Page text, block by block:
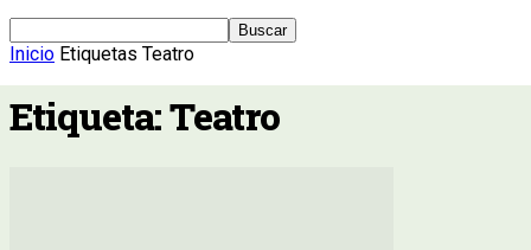
Inicio Etiquetas Teatro
Etiqueta: Teatro